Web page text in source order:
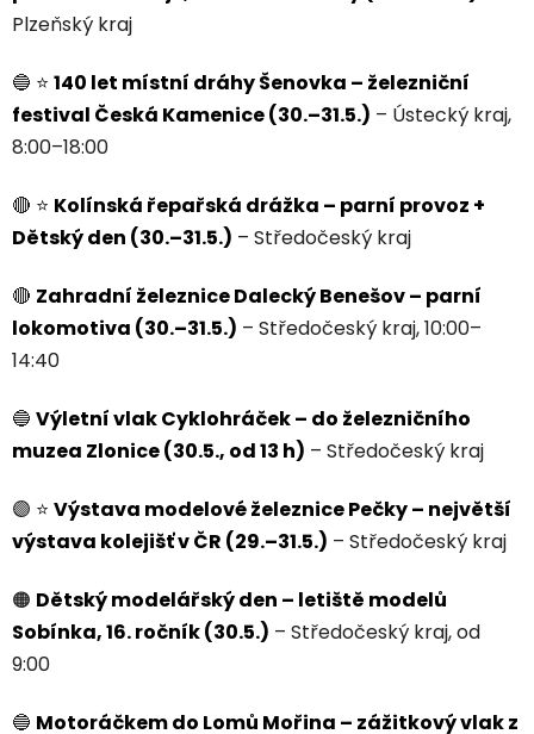
Plzeňský kraj
🔵 ⭐ 140 let místní dráhy Šenovka – železniční
festival Česká Kamenice (30.–31.5.) – Ústecký kraj,
8:00–18:00
🔴 ⭐ Kolínská řepařská drážka – parní provoz +
Dětský den (30.–31.5.) – Středočeský kraj
🔴 Zahradní železnice Dalecký Benešov – parní
lokomotiva (30.–31.5.) – Středočeský kraj, 10:00–
14:40
🔵 Výletní vlak Cyklohráček – do železničního
muzea Zlonice (30.5., od 13 h) – Středočeský kraj
🟣 ⭐ Výstava modelové železnice Pečky – největší
výstava kolejišť v ČR (29.–31.5.) – Středočeský kraj
🟠 Dětský modelářský den – letiště modelů
Sobínka, 16. ročník (30.5.) – Středočeský kraj, od
9:00
🔵 Motoráčkem do Lomů Mořina – zážitkový vlak z